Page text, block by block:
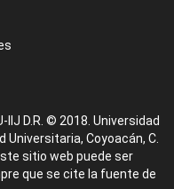
D.R. © 2018. Universidad
Universitaria, Coyoacán, C.
sitio web puede ser
que se cite la fuente de